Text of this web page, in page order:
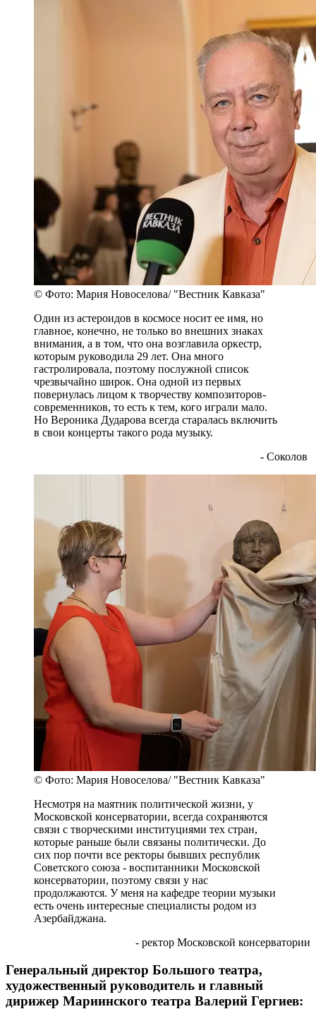
© Фото: Мария Новоселова/ "Вестник Кавказа"
Один из астероидов в космосе носит ее имя, но
главное, конечно, не только во внешних знаках
внимания, а в том, что она возглавила оркестр,
которым руководила 29 лет. Она много
гастролировала, поэтому послужной список
чрезвычайно широк. Она одной из первых
повернулась лицом к творчеству композиторов-
современников, то есть к тем, кого играли мало.
Но Вероника Дударова всегда старалась включить
в свои концерты такого рода музыку.
- Соколов
© Фото: Мария Новоселова/ "Вестник Кавказа"
Несмотря на маятник политической жизни, у
Московской консерватории, всегда сохраняются
связи с творческими институциями тех стран,
которые раньше были связаны политически. До
сих пор почти все ректоры бывших республик
Советского союза - воспитанники Московской
консерватории, поэтому связи у нас
продолжаются. У меня на кафедре теории музыки
есть очень интересные специалисты родом из
Азербайджана.
- ректор Московской консерватории
Генеральный директор Большого театра,
художественный руководитель и главный
дирижер Мариинского театра Валерий Гергиев: